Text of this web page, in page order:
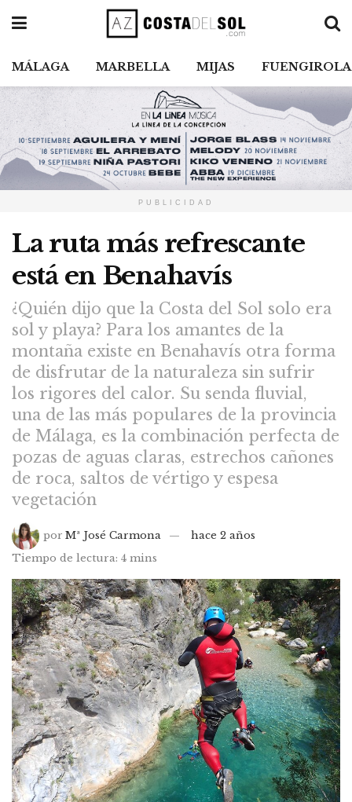
MÁLAGA MARBELLA MIJAS FUENGIROLA
PUBLICIDAD
La ruta más refrescante
está en Benahavís
¿Quién dijo que la Costa del Sol solo era
sol y playa? Para los amantes de la
montaña existe en Benahavís otra forma
de disfrutar de la naturaleza sin sufrir
los rigores del calor. Su senda fluvial,
una de las más populares de la provincia
de Málaga, es la combinación perfecta de
pozas de aguas claras, estrechos cañones
de roca, saltos de vértigo y espesa
vegetación
por Mª José Carmona
hace 2 años
Tiempo de lectura: 4 mins